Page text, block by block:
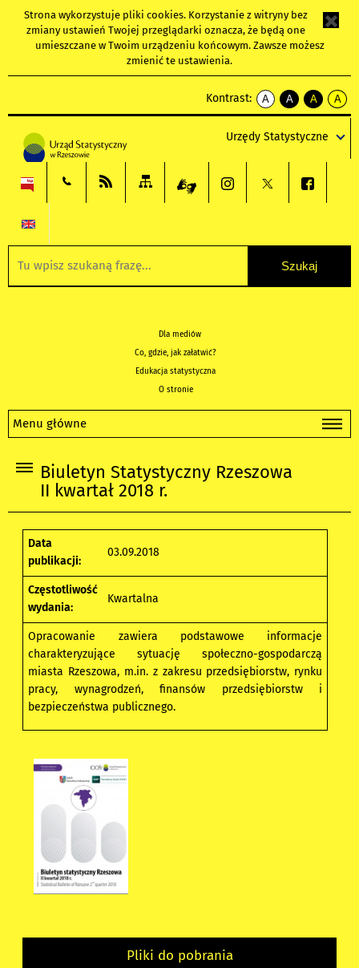
Strona wykorzystuje pliki cookies. Korzystanie z witryny bez
zmiany ustawień Twojej przeglądarki oznacza, że będą one
umieszczane w Twoim urządzeniu końcowym. Zawsze możesz
zmienić te ustawienia.
Kontrast:
A
kontrast
A
kontrast
tekst
czarnym
A
kontrast
tekst
czarnym
A
tekst
żółtym
Urzędy Statystyczne
Dla mediów
Co, gdzie, jak załatwić?
Edukacja statystyczna
O stronie
Menu główne
Biuletyn Statystyczny Rzeszowa
II kwartał 2018 r.
Data
publikacji:
03.09.2018
Częstotliwość
wydania:
Kwartalna
Opracowanie zawiera podstawowe informacje
charakteryzujące sytuację społeczno-gospodarczą
miasta Rzeszowa, m.in. z zakresu przedsiębiorstw, rynku
pracy, wynagrodzeń, finansów przedsiębiorstw i
bezpieczeństwa publicznego.
Pliki do pobrania